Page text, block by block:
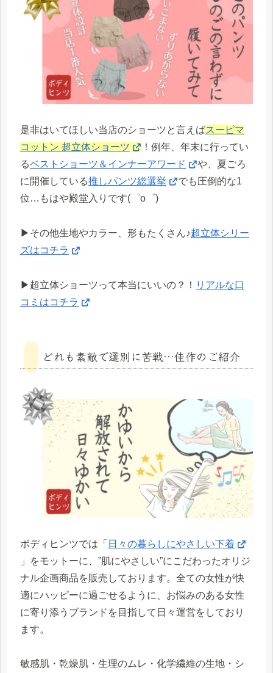
是非はいてほしい当店のショーツと言えばスーピマ
コットン 超立体ショーツ
！例年、年末に行ってい
るベストショーツ＆インナーアワード
や、夏ごろ
に開催している推しパンツ総選挙
でも圧倒的な1
位…もはや殿堂入りです(゜o゜)
▶その他生地やカラー、形もたくさん♪超立体シリー
ズはコチラ
▶超立体ショーツって本当にいいの？！ リアルな口
コミはコチラ
どれも素敵で選別に苦戦…佳作のご紹介
ボディヒンツでは「 日々の暮らしにやさしい下着
」をモットーに、”肌にやさしい”にこだわったオリジ
ナル企画商品を販売しております。全ての女性が快
適にハッピーに過ごせるように、お悩みのある女性
に寄り添うブランドを目指して日々運営をしており
ます。
敏感肌・乾燥肌・生理のムレ・化学繊維の生地・シ